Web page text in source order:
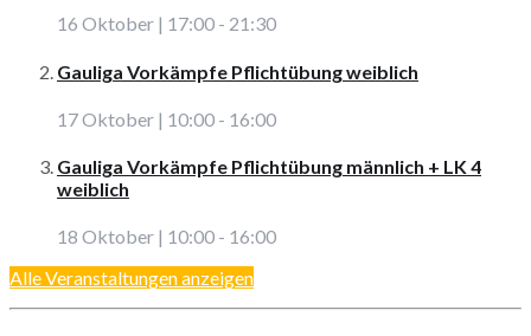
16 Oktober | 17:00 - 21:30
Gauliga Vorkämpfe Pflichtübung weiblich
17 Oktober | 10:00 - 16:00
Gauliga Vorkämpfe Pflichtübung männlich + LK 4
weiblich
18 Oktober | 10:00 - 16:00
Alle Veranstaltungen anzeigen